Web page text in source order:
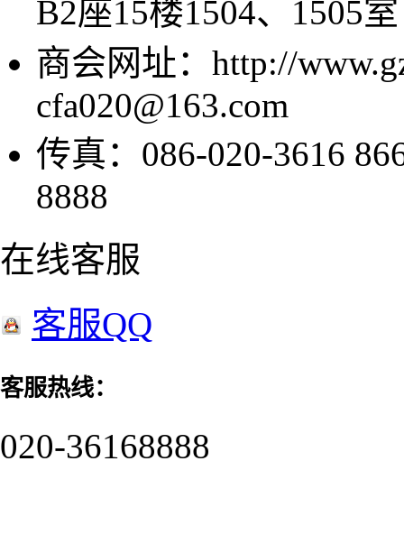
B2座15楼1504、1505室
商会网址：http://
cfa020@163.com
传真：086-020-3616
8888
在线客服
客服QQ
客服热线：
020-36168888